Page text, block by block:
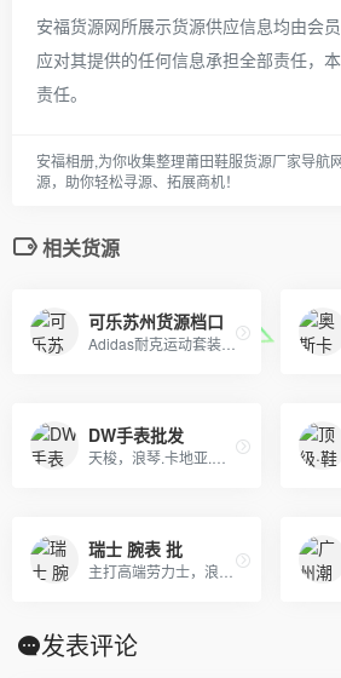
安福货源网所展示货源供应信息均由会
应对其提供的任何信息承担全部责任，
责任。
安福相册,为你收集整理莆田鞋服货源厂家导航
源，助你轻松寻源、拓展商机！
相关货源
可乐苏州货源档口
DW手表批发
瑞士 腕表 批
发表评论